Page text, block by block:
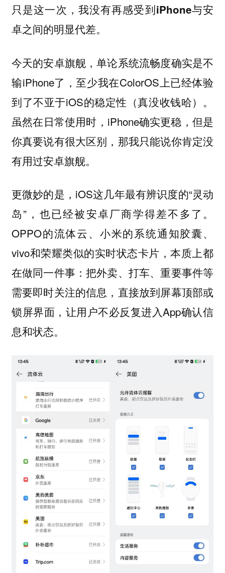
只是这一次，我没有再感受到iPhone与安
卓之间的明显代差。
今天的安卓旗舰，单论系统流畅度确实是不
输iPhone了，至少我在ColorOS上已经体验
到了不亚于iOS的稳定性（真没收钱哈）。
虽然在日常使用时，iPhone确实更稳，但是
你真要说有很大区别，那我只能说你肯定没
有用过安卓旗舰。
更微妙的是，iOS这几年最有辨识度的“灵动
岛”，也已经被安卓厂商学得差不多了。
OPPO的流体云、小米的系统通知胶囊、
vivo和荣耀类似的实时状态卡片，本质上都
在做同一件事：把外卖、打车、重要事件等
需要即时关注的信息，直接放到屏幕顶部或
锁屏界面，让用户不必反复进入App确认信
息和状态。